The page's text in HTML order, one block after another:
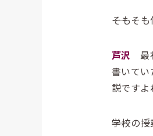
――そも
芦沢 最
書いてい
説ですよ
――学校の